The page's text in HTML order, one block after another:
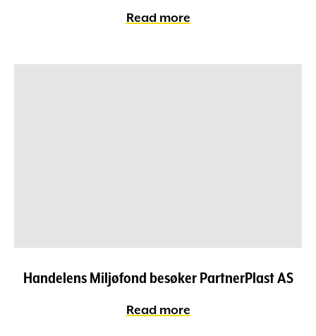
Read more
Handelens Miljøfond besøker PartnerPlast AS
Read more